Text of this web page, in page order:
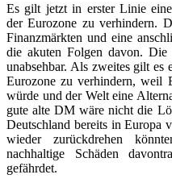
Es gilt jetzt in erster Linie
der Eurozone zu verhindern.
Finanzmärkten und eine
die akuten Folgen davon. Die
unabsehbar. Als zweites gilt es
Eurozone zu verhindern, weil
würde und der Welt eine
gute alte DM wäre nicht die
Deutschland bereits in Europa
wieder zurückdrehen
nachhaltige Schäden
gefährdet.